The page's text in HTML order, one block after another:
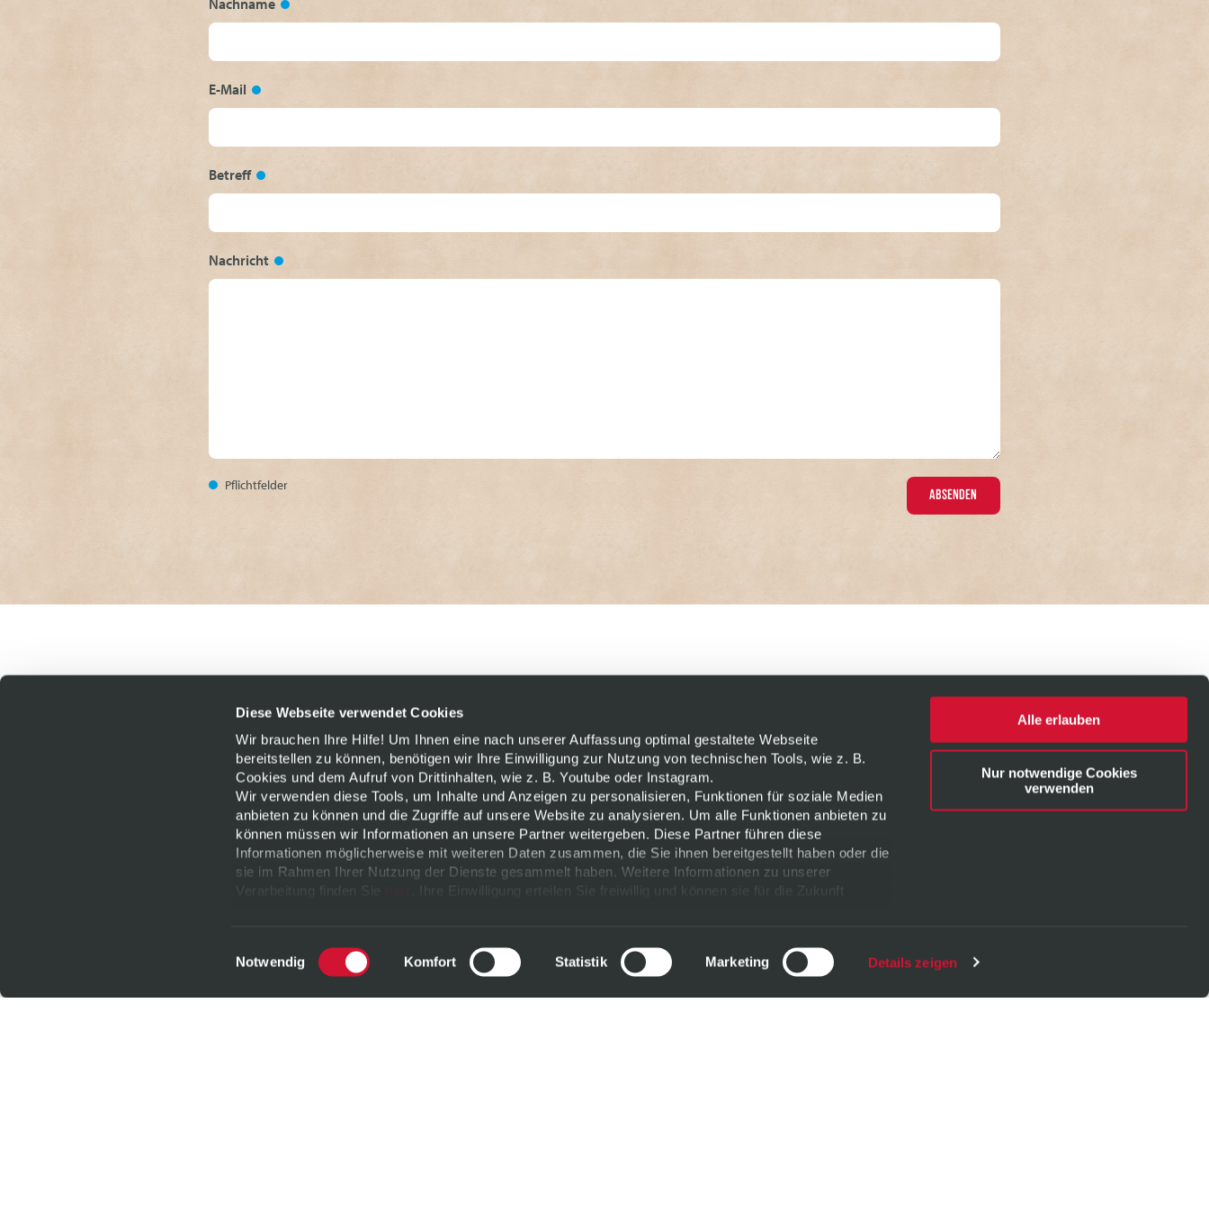
Diese Webseite verwendet Cookies
Wir brauchen Ihre Hilfe! Um Ihnen eine nach unserer Auffassung optimal gestaltete Webseite
bereitstellen zu können, benötigen wir Ihre Einwilligung zur Nutzung von technischen Tools, wie z. B.
Cookies und dem Aufruf von Drittinhalten, wie z. B. Youtube oder Instagram.
Wir verwenden diese Tools, um Inhalte und Anzeigen zu personalisieren, Funktionen für soziale Medien
anbieten zu können und die Zugriffe auf unsere Website zu analysieren. Um alle Funktionen anbieten zu
können müssen wir Informationen an unsere Partner weitergeben. Diese Partner führen diese
Informationen möglicherweise mit weiteren Daten zusammen, die Sie ihnen bereitgestellt haben oder die
sie im Rahmen Ihrer Nutzung der Dienste gesammelt haben. Weitere Informationen zu unserer
. Ihre Einwilligung erteilen Sie freiwillig und können sie für die Zukunft
Einwilligungsauswahl
Notwendig Komfort Statistik Marketing Details zeigen
Alle erlauben
Nur notwendige Cookies
verwenden
Nachname
E-Mail
Betreff
Nachricht
Pflichtfelder